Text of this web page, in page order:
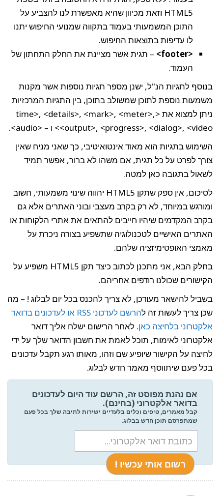
HTML5 וזאת מכיוון שהיא מאפשרת לנו להצביע על
התוכן המשמעותי בעמוד בתקווה שמנועי החיפוש יתנו
לו עדיפות בתוצאות החיפוש.
<footer>
– תגית אשר מציינת את החלק התחתון של
העמוד.
בנוסף לתגיות הנ"ל, ישנן מספר תגיות נוספות אשר מקנות
משמעות נוספת לתוכן שמשולב בתוכן, בין התגיות המרכזיות
ניתן למצוא את <time>, <details>, <mark>, <meter>,
<output>, <progress>, <dialog>, <video> ו – <audio>.
השימוש בתגיות הוא מאוד אינטואיטיבי, כך שאני מניח שאין
צורך לפרט על כל תגית, אם משהו לא ברור, אפשר תמיד
לשאול בתגובה כאן למטה.
לסיכום, אין ספק שתקן HTML5 יהווה שינוי משמעותי, חשוב
ומורגש במיוחד, לא רק בקרב מעצבי ובוני האתרים אלא גם
בקרב המקדמים שיהיו חייבים להתאים את אתרי הלקוחות או
האתרים האישיים לטכנולוגיה שתשפיע בצורה ניכרת על
מאמצי האופטימיזציה שלהם.
בחלק הבא, אני מתכנן לכתוב כיצד תקן HTML5 משפיע על
הקישורים שכולנו רודפים אחריהם.
בשביל להישאר מעודכן, לא צריך להכנס בכל יום לבלוג ! – מה
שכן צריך לעשות זה ל
הרשם לעדכוני RSS או לעדכונים בדואר
אלקטרוני בלחיצה כאן. לאחר הרישום ישלח אליך דואר
אלקטרוני לאימות, תוכל לאמת את חשבון הדואר שלך על ידי
לחיצה על הקישור שיופיע שם וזהו, מאותו רגע תקבל עדכונים
בכל פעם שיתווסף מאמר חדש לבלוג.
אם נהנת מפוסט זה, הרשם עוד היום לעדכונים
בדואר אלקטרוני (בחינם).
קבל מאמרים, טיפים וכלים בלעדיים ישירות לתיבה שלך בכל פעם
שמתפרסם תוכן חדש בבלוג.